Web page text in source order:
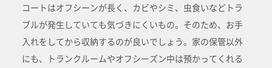
コートはオフシーンが長く、カビやシミ、虫食いなどトラ
ブルが発生していても気づきにくいもの。そのため、お手
入れをしてから収納するのが良いでしょう。家の保管以外
にも、トランクルームやオフシーズン中は預かってくれる